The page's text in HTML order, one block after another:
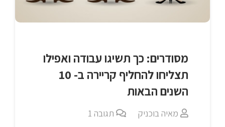
מסודרים: כך תשיגו עבודה ואפילו
תצליחו להחליף קריירה ב- 10
השנים הבאות
מאיה בוכניק תגובה1